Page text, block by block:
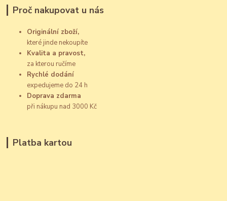
Proč nakupovat u nás
Originální zboží,
které jinde nekoupíte
Kvalita a pravost,
za kterou ručíme
Rychlé dodání
expedujeme do 24 h
Doprava zdarma
při nákupu nad 3000 Kč
Platba kartou